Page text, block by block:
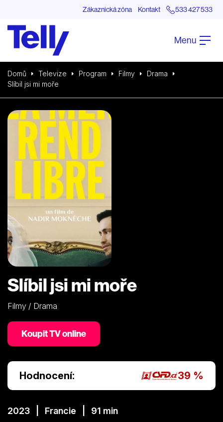
Zákaznická zóna Kontakt 533 427 533
Menu
Domů Televize Program Filmy
Drama
Slíbil jsi mi moře
Slíbil jsi mi moře
Filmy / Drama
Koupit TV online
Hodnocení: 39 %
2023 | Francie | 91 min